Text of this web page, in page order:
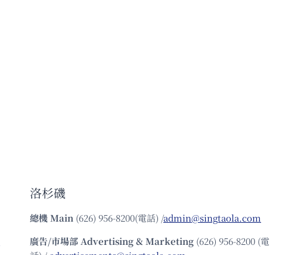
洛杉磯
總機Main (626) 956-8200(電話) /admin@singtaola.com
廣告/市場部Advertising & Marketing (626) 956-8200 (電